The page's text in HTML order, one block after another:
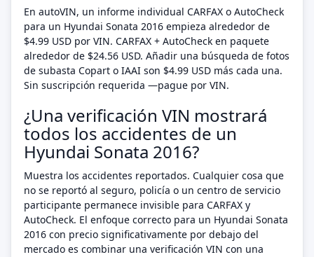
En autoVIN, un informe individual CARFAX o AutoCheck
para un Hyundai Sonata 2016 empieza alrededor de
$4.99 USD por VIN. CARFAX + AutoCheck en paquete
alrededor de $24.56 USD. Añadir una búsqueda de fotos
de subasta Copart o IAAI son $4.99 USD más cada una.
Sin suscripción requerida —pague por VIN.
¿Una verificación VIN mostrará
todos los accidentes de un
Hyundai Sonata 2016?
Muestra los accidentes reportados. Cualquier cosa que
no se reportó al seguro, policía o un centro de servicio
participante permanece invisible para CARFAX y
AutoCheck. El enfoque correcto para un Hyundai Sonata
2016 con precio significativamente por debajo del
mercado es combinar una verificación VIN con una